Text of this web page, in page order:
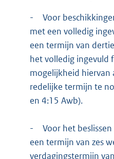
-
Voor
met een volledig
een termijn van
het volledig ingevuld
mogelijkheid hiervan
redelijke termijn te
en 4:15 Awb).
-
Voor het
een termijn van zes
verdagingstermijn